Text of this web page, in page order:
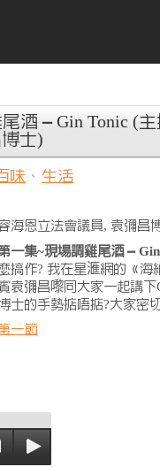
酒 – Gin Tonic (
士)
味 、 生活
海恩立法會議員, 袁彌昌
一集~現場調雞尾酒 –
麼搞作? 我在星滙網的《
袁彌昌嚟同大家一起講
士的手勢掂唔掂?大家密
一節